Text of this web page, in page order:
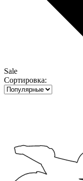
Sale
Сортировка: